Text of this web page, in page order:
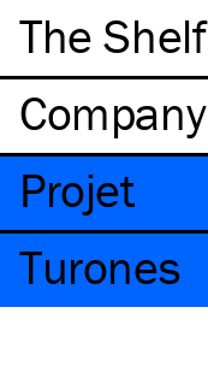
The Shelf
Company
Projet
Turones